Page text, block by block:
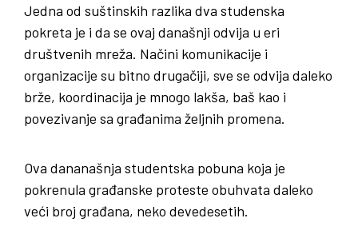
Jedna od suštinskih razlika dva studenska
pokreta je i da se ovaj današnji odvija u eri
društvenih mreža. Načini komunikacije i
organizacije su bitno drugačiji, sve se odvija daleko
brže, koordinacija je mnogo lakša, baš kao i
povezivanje sa građanima željnih promena.
Ova dananašnja studentska pobuna koja je
pokrenula građanske proteste obuhvata daleko
veći broj građana, neko devedesetih.